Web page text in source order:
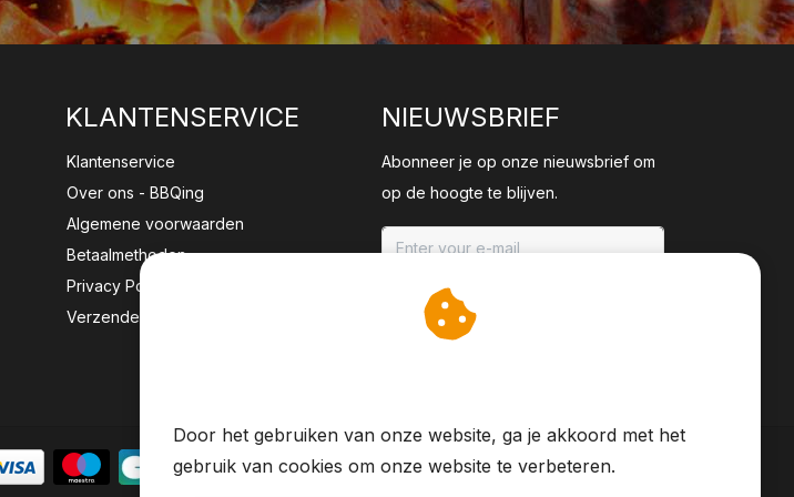
KLANTENSERVICE
Klantenservice
Over ons - BBQing
Algemene voorwaarden
Betaalmethoden
Privacy Policy
Verzenden & retourneren
NIEUWSBRIEF
Abonneer je op onze nieuwsbrief om
op de hoogte te blijven.
ABONNEER
Door het gebruiken van onze website, ga je akkoord met het
gebruik van cookies om onze website te verbeteren.